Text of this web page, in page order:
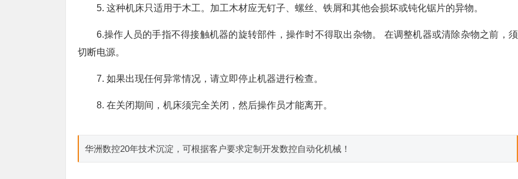
5. 这种机床只适用于木工。加工木材应无钉子、螺丝、铁屑和其他会损坏或钝化锯片的异物。
6.操作人员的手指不得接触机器的旋转部件，操作时不得取出杂物。 在调整机器或清除杂物之前，须
切断电源。
7. 如果出现任何异常情况，请立即停止机器进行检查。
8. 在关闭期间，机床须完全关闭，然后操作员才能离开。
华洲数控20年技术沉淀，可根据客户要求定制开发数控自动化机械！